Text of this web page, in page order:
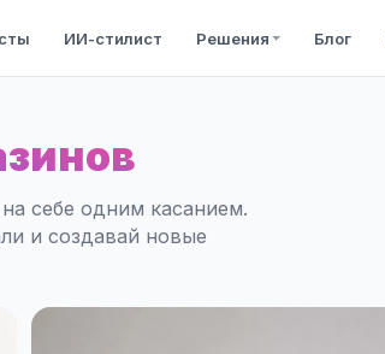
ИИ-стилист Решения Блог
себе одним касанием.
и создавай новые